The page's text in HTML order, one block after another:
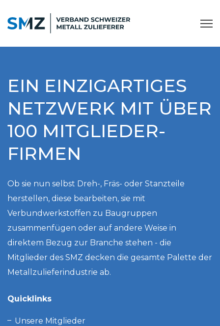
EIN EINZIGARTIGES
NETZWERK MIT ÜBER
100 MITGLIEDER­
FIRMEN
Ob sie nun selbst Dreh-, Fräs- oder Stanzteile
herstellen, diese bearbeiten, sie mit
Verbundwerkstoffen zu Baugruppen
zusammenfügen oder auf andere Weise in
direktem Bezug zur Branche stehen - die
Mitglieder des SMZ decken die gesamte Palette der
Metallzulieferindustrie ab.
Quicklinks
Unsere Mitglieder